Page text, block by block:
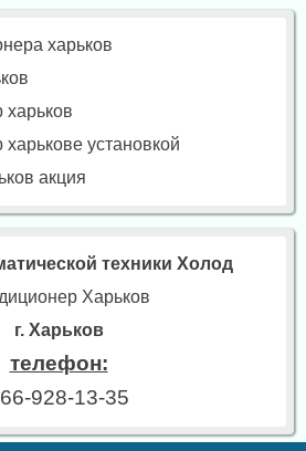
харьков
харьков
харькове установкой
акция
техники Холод
Харьков
г. Харьков
телефон:
928-13-35